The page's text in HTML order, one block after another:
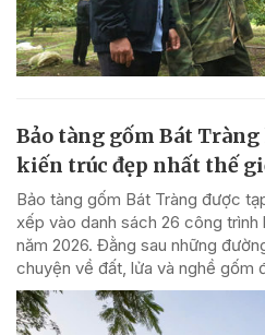
Bảo tàng gốm Bát
kiến trúc đẹp nhất thế
Bảo tàng gốm Bát Tràng được
xếp vào danh sách 26 công
năm 2026. Đằng sau những
chuyện về đất, lửa và nghề gốm